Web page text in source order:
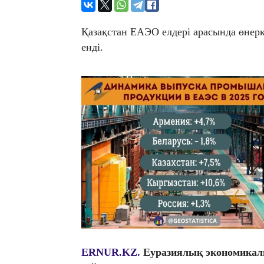
Қазақстан ЕАЭО елдері арасында
енді.
ERNUR.KZ. Еуразиялық